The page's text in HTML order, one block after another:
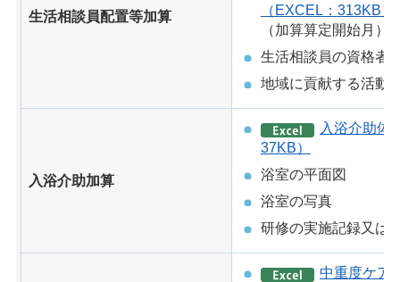
生活相談員配置等加算
（EXCEL：313KB）
（加算算定開始月）
生活相談員の資格者
地域に貢献する活動
入浴介助加算
入浴介助体
37KB）
浴室の平面図
浴室の写真
研修の実施記録又は
中重度ケア